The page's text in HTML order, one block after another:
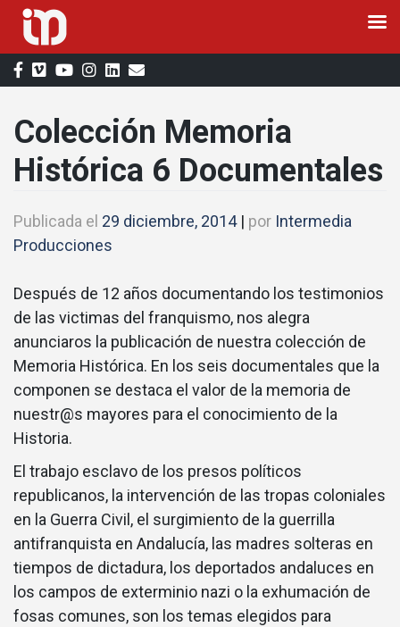
Saltar
al
Colección Memoria
Histórica 6 Documentales
Publicada el 29 diciembre, 2014| por Intermedia
Producciones
Después de 12 años documentando los testimonios
de las victimas del franquismo, nos alegra
anunciaros la publicación de nuestra colección de
Memoria Histórica. En los seis documentales que la
componen se destaca el valor de la memoria de
nuestr@s mayores para el conocimiento de la
Historia.
El trabajo esclavo de los presos políticos
republicanos, la intervención de las tropas coloniales
en la Guerra Civil, el surgimiento de la guerrilla
antifranquista en Andalucía, las madres solteras en
tiempos de dictadura, los deportados andaluces en
los campos de exterminio nazi o la exhumación de
fosas comunes, son los temas elegidos para